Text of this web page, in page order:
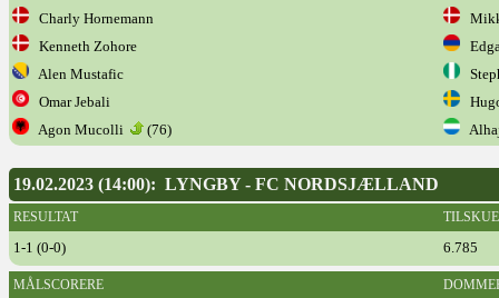
Charly Hornemann
Kenneth Zohore
Alen Mustafic
Omar Jebali
Agon Mucolli
(76)
19.02.2023 (14:00): LYNGBY - FC NORDSJÆLLAND
RESULTAT
1-1 (0-0) 6.785
MÅLSCORERE